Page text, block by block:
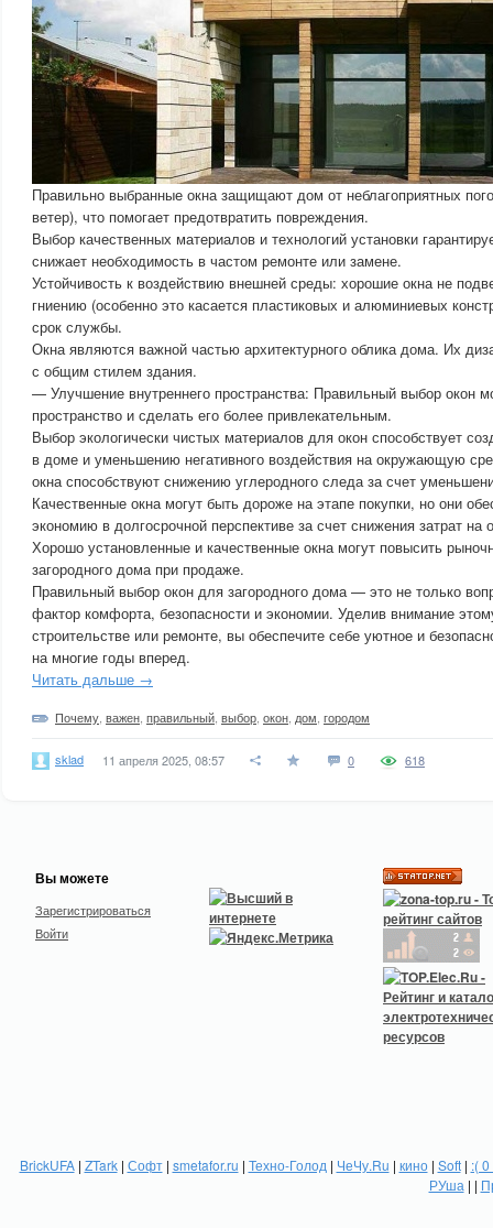
Правильно выбранные окна защищают дом от неблагоприятных
ветер), что помогает предотвратить повреждения.
Выбор качественных материалов и технологий установки
снижает необходимость в частом ремонте или замене.
Устойчивость к воздействию внешней среды: хорошие окна не
гниению (особенно это касается пластиковых и алюминиевых
срок службы.
Окна являются важной частью архитектурного облика дома. Их
с общим стилем здания.
— Улучшение внутреннего пространства: Правильный выбор окон
пространство и сделать его более привлекательным.
Выбор экологически чистых материалов для окон способствует
в доме и уменьшению негативного воздействия на окружающую
окна способствуют снижению углеродного следа за счет
Качественные окна могут быть дороже на этапе покупки, но они
экономию в долгосрочной перспективе за счет снижения затрат на
Хорошо установленные и качественные окна могут повысить
загородного дома при продаже.
Правильный выбор окон для загородного дома — это не только
фактор комфорта, безопасности и экономии. Уделив внимание
строительстве или ремонте, вы обеспечите себе уютное и
на многие годы вперед.
Читать дальше →
Почему важен правильный выбор окон дом городом
sklad 11 апреля 2025, 08:57 0 618
Вы можете
Зарегистрироваться
Войти
BrickUFA| ZTark| Софт| smetafor.ru | Техно-Голод | ЧеЧу.Ru | кино| Soft| :(
РУша | |